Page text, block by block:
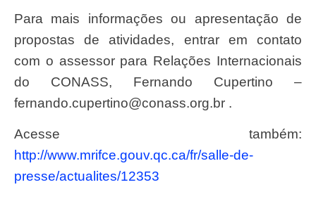
Para mais informações ou apresentação de
propostas de atividades, entrar em contato
com o assessor para Relações Internacionais
do CONASS, Fernando Cupertino –
fernando.cupertino@conass.org.br .
Acesse também:
http://www.mrifce.gouv.qc.ca/fr/salle-de-
presse/actualites/12353